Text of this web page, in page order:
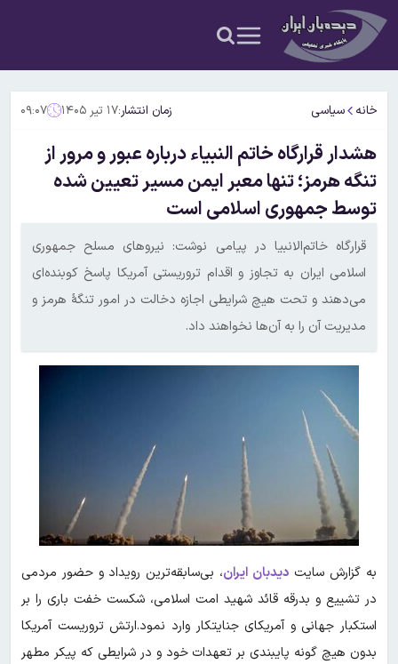
خانه سیاسی زمان انتشار:۱۷ تیر ۱۴۰۵ ۰۹:۰۷
هشدار قرارگاه خاتم النبیاء درباره عبور و مرور از
تنگه هرمز؛ تنها معبر ایمن مسیر تعیین شده
توسط جمهوری اسلامی است
قرارگاه خاتم‌الانبیا در پیامی نوشت: نیروهای مسلح جمهوری
اسلامی ایران به تجاوز و اقدام تروریستی آمریکا پاسخ کوبنده‌ای
می‌دهند و تحت هیچ شرایطی اجازه دخالت در امور تنگۀ هرمز و
مدیریت آن را به آن‌ها نخواهند داد.
به گزارش سایت دیدبان ایران، بی‌سابقه‌ترین رویداد و حضور مردمی
در تشییع و بدرقه قائد شهید امت اسلامی، شکست خفت باری را بر
استکبار جهانی و آمریکای جنایتکار وارد نمود.ارتش تروریست آمریکا
بدون هیچ گونه پایبندی بر تعهدات خود و در شرایطی که پیکر مطهر